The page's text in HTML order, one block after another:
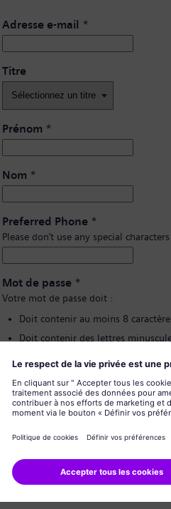
Adresse e-mail *
Titre
Prénom *
Nom *
Preferred Phone *
Please don’t use any special
Mot de passe *
Votre mot de passe doit :
Doit contenir au moins 8
Doit contenir des lettres
Politique de confidentialité des